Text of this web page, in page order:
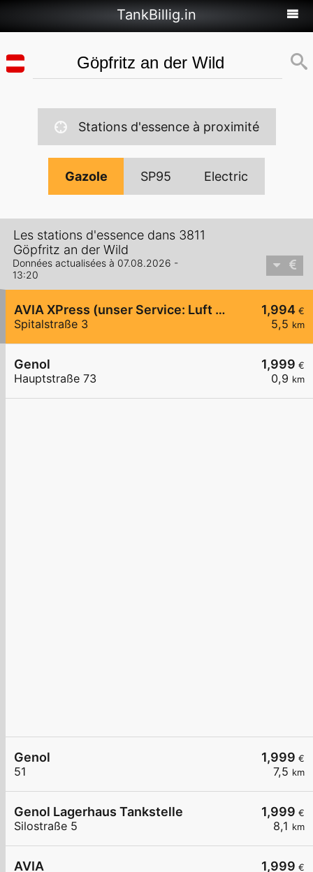
TankBillig.in
Stations d'essence à proximité
Gazole SP95 Electric
Les stations d'essence dans 3811
Göpfritz an der Wild
Données actualisées à 07.08.2026 -
13:20
1,994 €
5,5 km
AVIA XPress (unser Service: Luft und Wasser)
Spitalstraße 3
1,999 €
0,9 km
Genol
Hauptstraße 73
1,999 €
7,5 km
Genol
51
1,999 €
8,1 km
Genol Lagerhaus Tankstelle
Silostraße 5
1,999 €
AVIA